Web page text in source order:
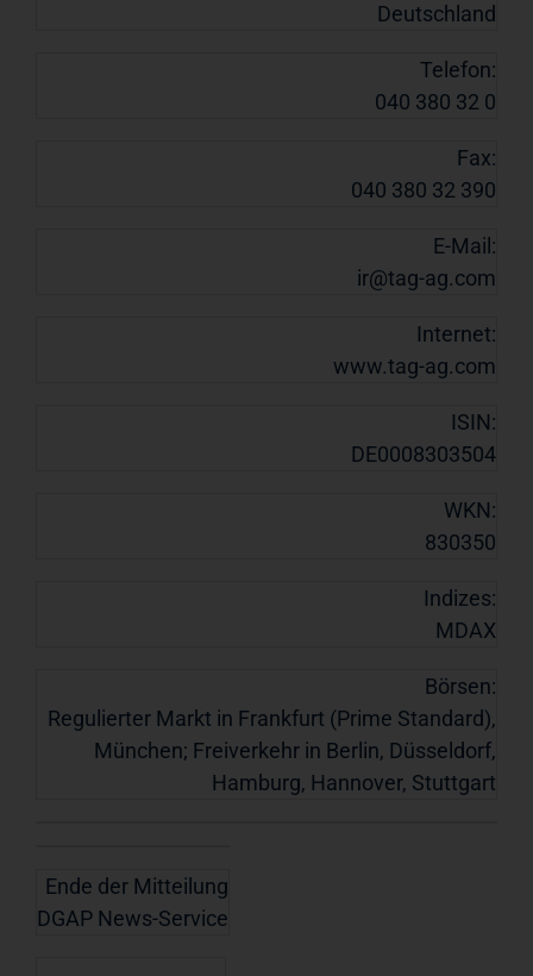
Deutschland
Telefon:
040 380 32 0
Fax:
040 380 32 390
E-Mail:
ir@tag-ag.com
Internet:
www.tag-ag.com
ISIN:
DE0008303504
WKN:
830350
Indizes:
MDAX
Börsen:
Regulierter Markt in Frankfurt (Prime Standard),
München; Freiverkehr in Berlin, Düsseldorf,
Hamburg, Hannover, Stuttgart
Ende der Mitteilung
DGAP News-Service